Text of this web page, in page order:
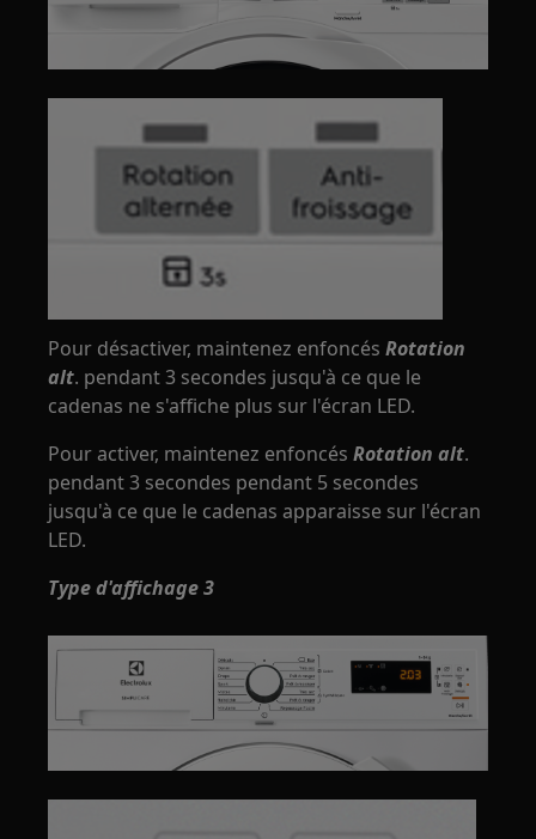
Pour désactiver, maintenez enfoncésRotation
alt. pendant 3 secondes jusqu'à ce que le
cadenas ne s'affiche plus sur l'écran LED.
Pour activer, maintenez enfoncésRotation alt.
pendant 3 secondes pendant 5 secondes
jusqu'à ce que le cadenas apparaisse sur l'écran
LED.
Type d'affichage 3